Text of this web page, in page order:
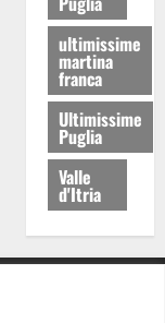
ultimissime
martina
franca
Ultimissime
Puglia
Valle
d'Itria